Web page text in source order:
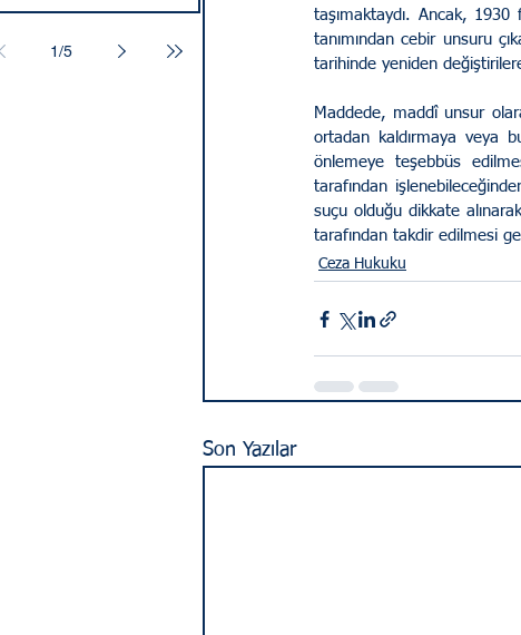
1/5
taşımaktaydı. Ancak,
tanımından cebir unsuru
tarihinde yeniden
Maddede, maddî unsur
ortadan kaldırmaya veya
önlemeye teşebbüs
tarafından
suçu olduğu dikkate
tarafından takdir edilmesi
Ceza Hukuku
Son Yazılar